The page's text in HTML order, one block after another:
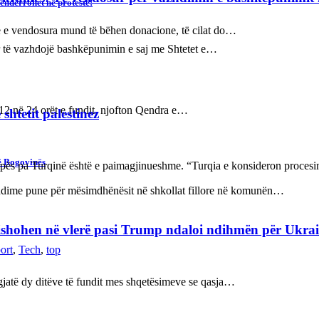
në protestë!
vendosura mund të bëhen donacione, të cilat do…
në 24 orët e fundit, njofton Qendra e…
Bogovinës
pune për mësimdhënësit në shkollat fillore në komunën…
vazhdojë bashkëpunimin e saj me Shtetet e…
palestinez
pa Turqinë është e paimagjinueshme. “Turqia e konsideron
në vlerë pasi Trump ndaloi ndihmën për
dy ditëve të fundit mes shqetësimeve se qasja…
, Tech, top